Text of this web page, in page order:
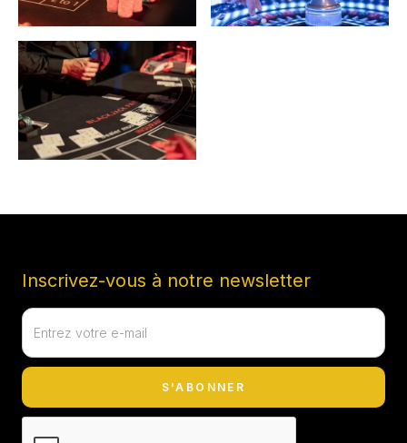
Inscrivez-vous à notre newsletter